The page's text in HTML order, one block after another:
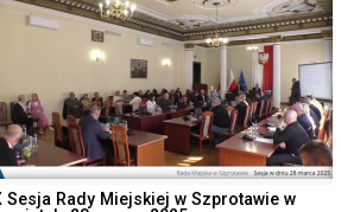
Sesja Rady Miejskiej w Szprotawie w